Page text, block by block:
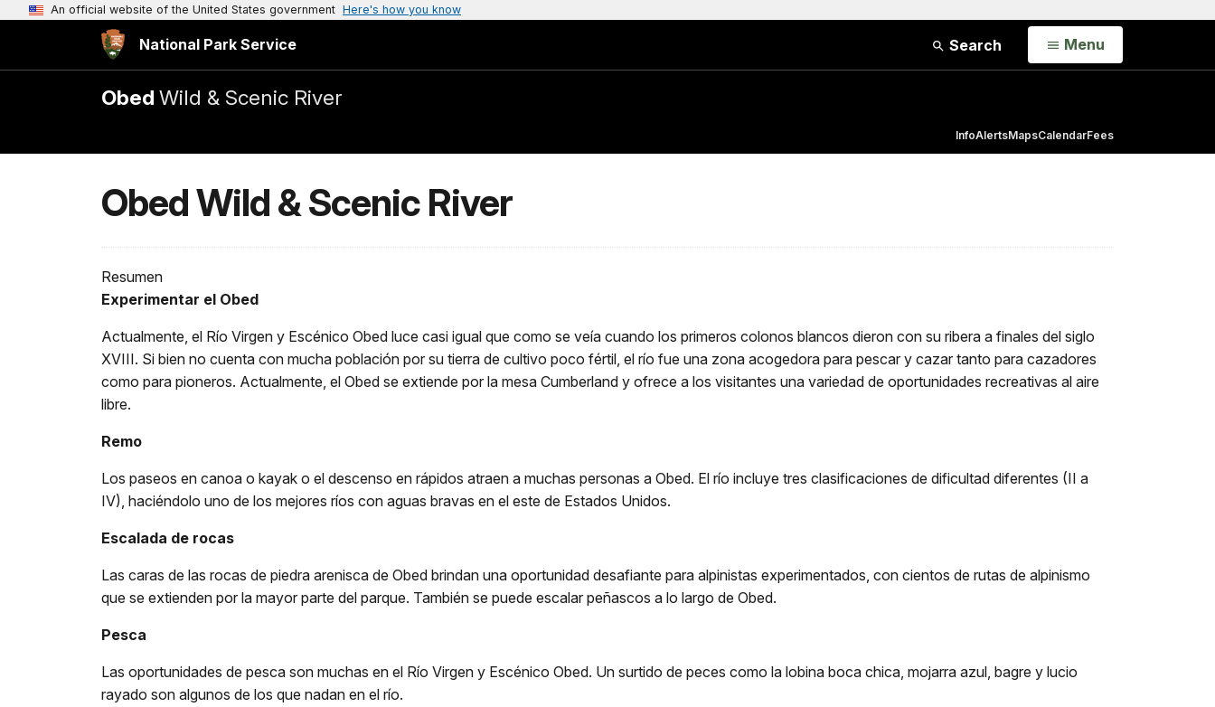
An official website of the United States government Here's how you know
National Park Service Search Open
Menu
Obed Wild & Scenic River
InfoAlertsMapsCalendarFees
Obed Wild & Scenic River
Resumen
Experimentar el Obed
Actualmente, el Río Virgen y Escénico Obed luce casi igual que como se veía cuando los primeros colonos blancos dieron con su ribera a finales del siglo
XVIII. Si bien no cuenta con mucha población por su tierra de cultivo poco fértil, el río fue una zona acogedora para pescar y cazar tanto para cazadores
como para pioneros. Actualmente, el Obed se extiende por la mesa Cumberland y ofrece a los visitantes una variedad de oportunidades recreativas al aire
libre.
Remo
Los paseos en canoa o kayak o el descenso en rápidos atraen a muchas personas a Obed. El río incluye tres clasificaciones de dificultad diferentes (II a
IV), haciéndolo uno de los mejores ríos con aguas bravas en el este de Estados Unidos.
Escalada de rocas
Las caras de las rocas de piedra arenisca de Obed brindan una oportunidad desafiante para alpinistas experimentados, con cientos de rutas de alpinismo
que se extienden por la mayor parte del parque. También se puede escalar peñascos a lo largo de Obed.
Pesca
Las oportunidades de pesca son muchas en el Río Virgen y Escénico Obed. Un surtido de peces como la lobina boca chica, mojarra azul, bagre y lucio
rayado son algunos de los que nadan en el río.